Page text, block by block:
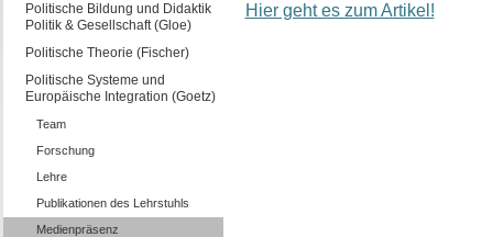
Politische Bildung und Didaktik
Politik & Gesellschaft (Gloe)
Politische Theorie (Fischer)
Politische Systeme und
Europäische Integration (Goetz)
Team
Forschung
Lehre
Publikationen des Lehrstuhls
Medienpräsenz
Hier geht es zum Artikel!